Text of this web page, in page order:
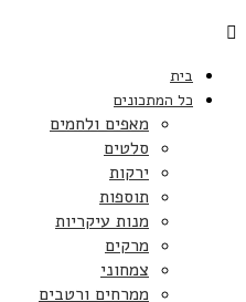
בית
כל המתכונים
מאפים ולחמים
סלטים
ירקות
תוספות
מנות עיקריות
מרקים
צמחוני
ממרחים ורטבים